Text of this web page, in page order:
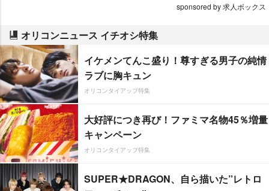
sponsored by 求人ボックス
オリコンニュース イチオシ特集
イケメンてんこ盛り！尊すぎる男子の純情
ラブに胸キュン
オリコンタイアップ特集
大好評につき再び！ファミマ名物45％増量
キャンペーン
オリコンタイアップ特集
SUPER★DRAGON、自ら描いた”レトロ